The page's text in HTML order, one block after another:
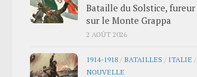
Bataille du Solstice, fureur
sur le Monte Grappa
2 AOÛT 2026
1914-1918 / BATAILLES / ITALIE /
NOUVELLE